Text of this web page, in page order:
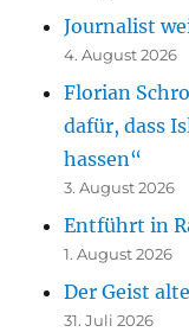
Journalist
4. August 2026
Florian
dafür, dass
hassen“
3. August 2026
Entführt in
1. August 2026
Der Geist
31. Juli 2026